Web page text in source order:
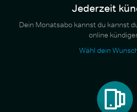
Jederzeit
Dein Monatsabo kannst du kannst
online
Wähl dein